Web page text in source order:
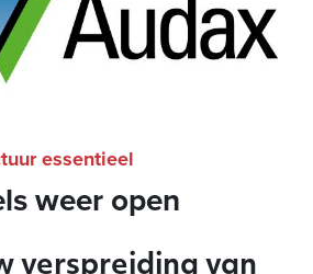
weer open
essentieel
verspreiding van